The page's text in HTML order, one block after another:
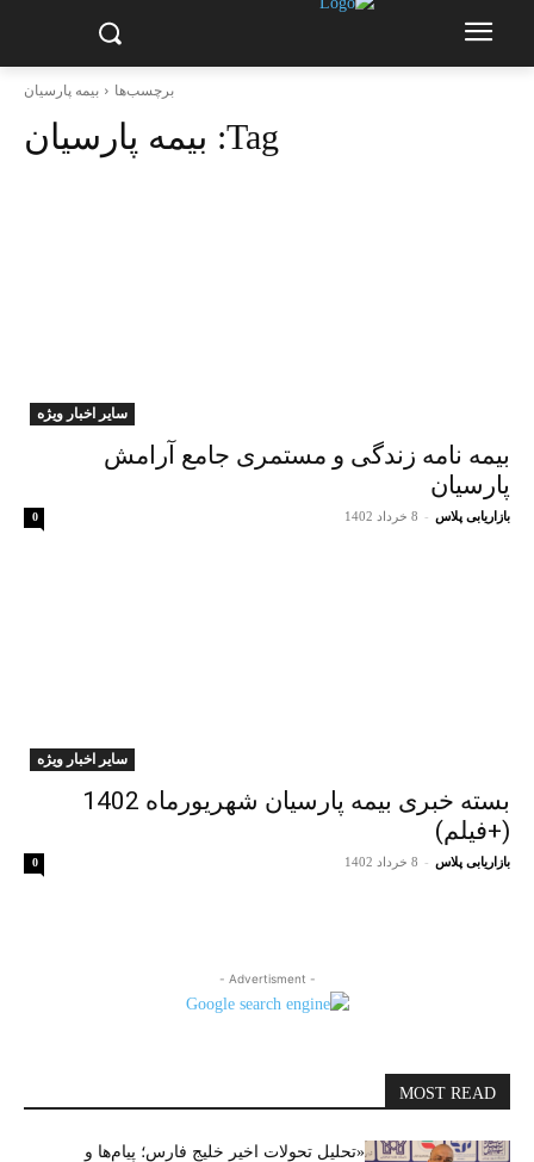
برچسب‌ها بیمه پارسیان
Tag: بیمه پارسیان
سایر اخبار ویژه
بیمه نامه زندگی و مستمری جامع آرامش
پارسیان
بازاریابی پلاس - 8 خرداد 1402 0
سایر اخبار ویژه
بسته خبری بیمه پارسیان شهریورماه 1402
(+فیلم)
بازاریابی پلاس - 8 خرداد 1402 0
- Advertisment -
MOST READ
«تحلیل تحولات اخیر خلیج فارس؛ پیام‌ها و